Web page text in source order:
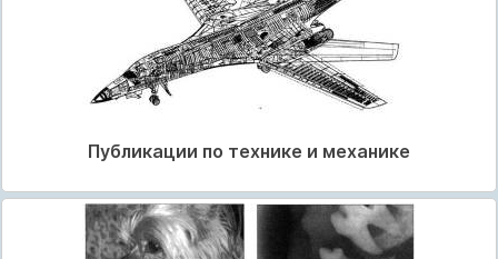
Публикации по технике и механике